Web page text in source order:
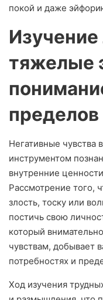
покой и даже
тяжелые
пределов
Негативные
инструментом
внутренние
Рассмотрение того,
злость, тоску или
постичь свою
который
чувствам, добывает
потребностях и
Ход изучения